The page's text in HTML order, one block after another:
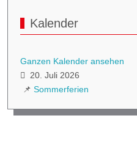
Kalender
Ganzen Kalender ansehen
20. Juli 2026
📌 Sommerferien